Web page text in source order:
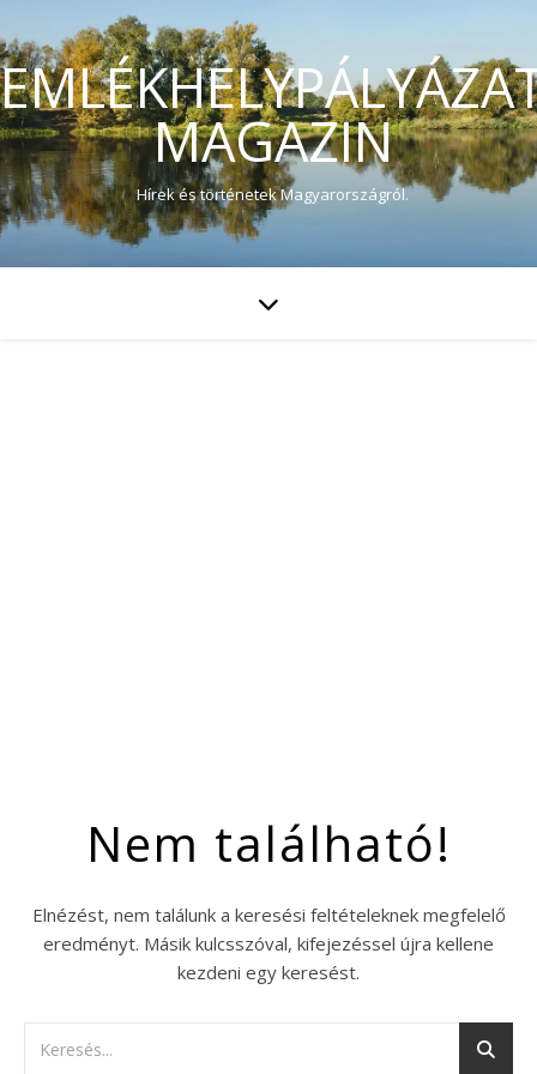
MAGAZIN
Hírek és történetek Magyarországról.
Nem található!
Elnézést, nem találunk a keresési feltételeknek megfelelő
eredményt. Másik kulcsszóval, kifejezéssel újra kellene
kezdeni egy keresést.